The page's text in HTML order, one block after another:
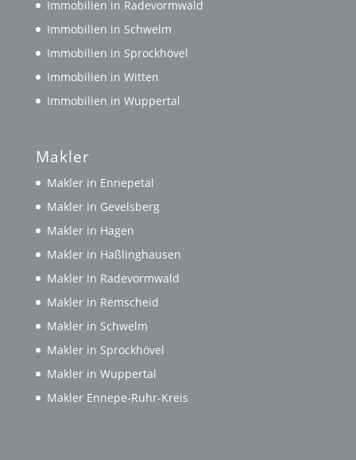
Immobilien in Radevormwald
Immobilien in Schwelm
Immobilien in Sprockhövel
Immobilien in Witten
Immobilien in Wuppertal
Makler
Makler in Ennepetal
Makler in Gevelsberg
Makler in Hagen
Makler in Haßlinghausen
Makler in Radevormwald
Makler in Remscheid
Makler in Schwelm
Makler in Sprockhövel
Makler in Wuppertal
Makler Ennepe-Ruhr-Kreis